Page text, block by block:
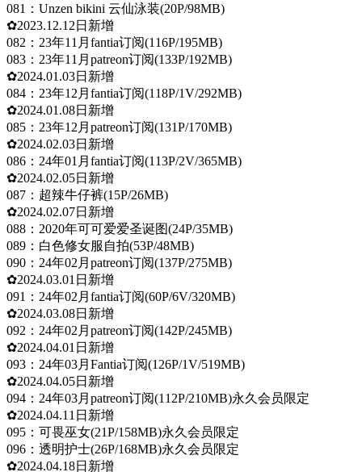
081：Unzen bikini 云仙泳装(20P/98MB)
✿2023.12.12日新增
082：23年11月fantia订阅(116P/195MB)
083：23年11月patreon订阅(133P/192MB)
✿2024.01.03日新增
084：23年12月fantia订阅(118P/1V/292MB)
✿2024.01.08日新增
085：23年12月patreon订阅(131P/170MB)
✿2024.02.03日新增
086：24年01月fantia订阅(113P/2V/365MB)
✿2024.02.05日新增
087：超辣牛仔裤(15P/26MB)
✿2024.02.07日新增
088：2020年可可爱爱圣诞图(24P/35MB)
089：白色修女服自拍(53P/48MB)
090：24年02月patreon订阅(137P/275MB)
✿2024.03.01日新增
091：24年02月fantia订阅(60P/6V/320MB)
✿2024.03.08日新增
092：24年02月patreon订阅(142P/245MB)
✿2024.04.01日新增
093：24年03月Fantia订阅(126P/1V/519MB)
✿2024.04.05日新增
094：24年03月patreon订阅(112P/210MB)永久会员限定
✿2024.04.11日新增
095：可畏巫女(21P/158MB)永久会员限定
096：透明护士(26P/168MB)永久会员限定
✿2024.04.18日新增